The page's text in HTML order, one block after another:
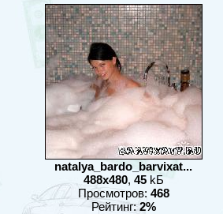
natalya_bardo_barvixat...
488x480, 45kБ
Просмотров: 468
Рейтинг:2%